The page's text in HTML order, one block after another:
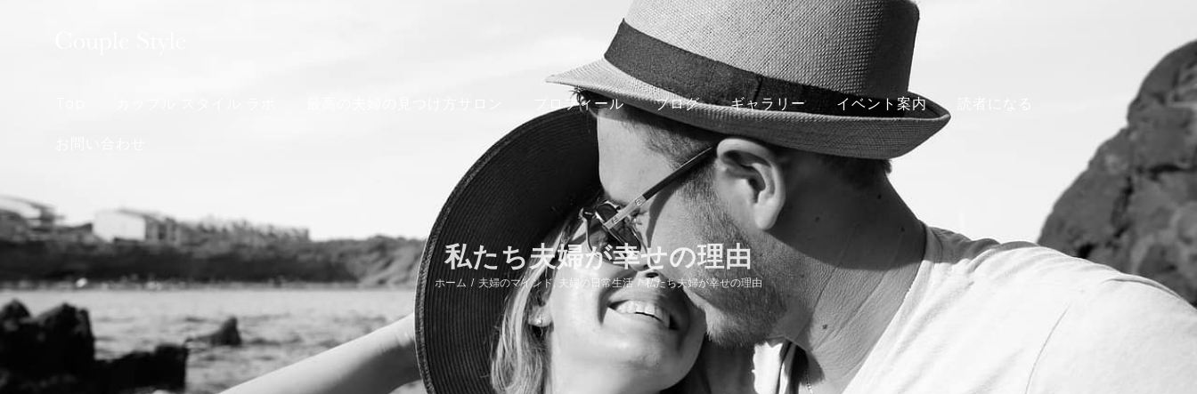
プロフィール ブログ ギャラリー イベント案内
私たち夫婦が幸せの理由
ホーム / 夫婦のマインド, 夫婦の日常生活 / 私たち夫婦が幸せの理由